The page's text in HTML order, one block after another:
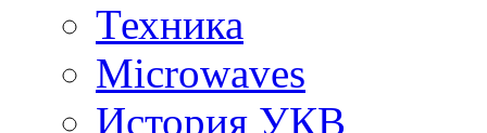
Техника
Microwaves
История УКВ